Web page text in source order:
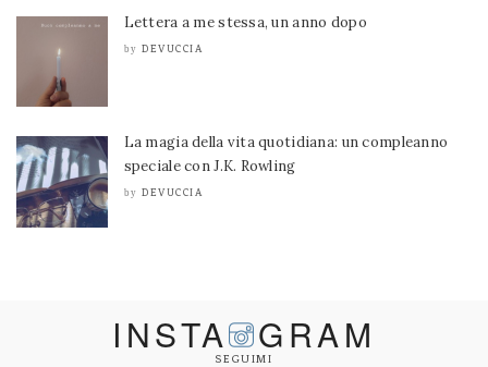
Lettera a me stessa, un anno dopo
by DEVUCCIA
La magia della vita quotidiana: un compleanno
speciale con J.K. Rowling
by DEVUCCIA
INSTA GRAM
SEGUIMI